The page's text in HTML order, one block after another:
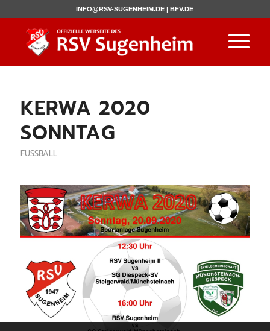
INFO@RSV-SUGENHEIM.DE |BFV.DE
KERWA 2020
SONNTAG
FUSSBALL